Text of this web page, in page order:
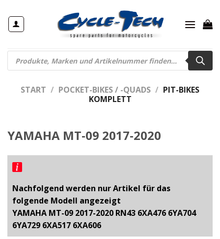
Inhalt
springen
Products
search
START / POCKET-BIKES / -QUADS / PIT-BIKES
KOMPLETT
YAMAHA MT-09 2017-2020
Nachfolgend werden nur Artikel für das
folgende Modell angezeigt
YAMAHA MT-09 2017-2020 RN43 6XA476 6YA704
6YA729 6XA517 6XA606